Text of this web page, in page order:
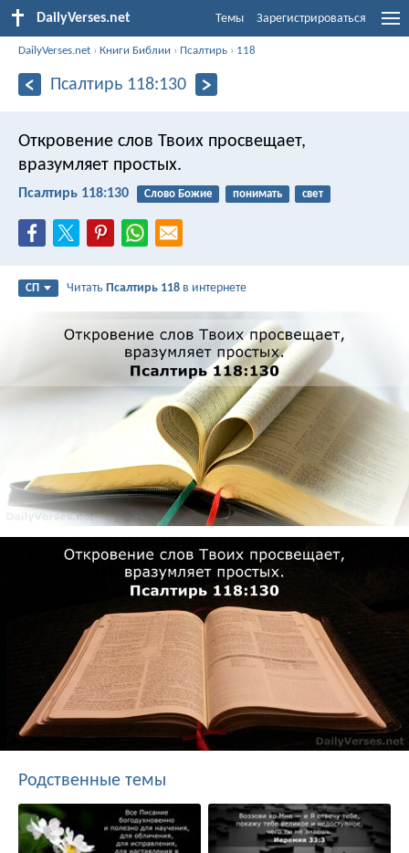
DailyVerses.net Темы Зарегистрироваться
DailyVerses.net ›Книги Библии › Псалтирь › 118
Псалтирь 118:130
Откровение слов Твоих просвещает,
вразумляет простых.
Псалтирь 118:130 Слово Божие понимать свет
СП ЧитатьПсалтирь 118 в интернете
Родственные темы